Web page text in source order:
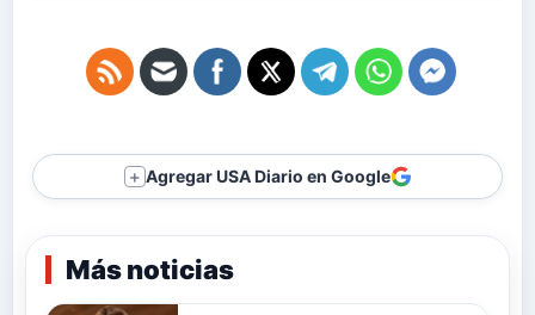
＋ Agregar USA Diario en Google
Más noticias